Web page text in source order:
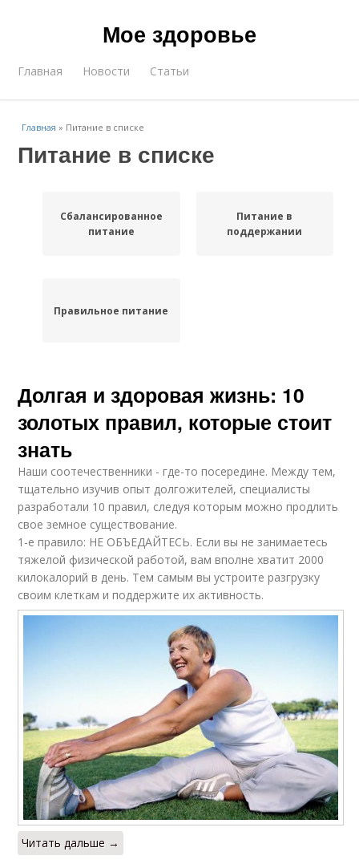
Мое здоровье
Главная Новости Статьи
Главная » Питание в списке
Питание в списке
Сбалансированное
питание
Питание в
поддержании
Правильное питание
Долгая и здоровая жизнь: 10
золотых правил, которые стоит
знать
Наши соотечественники - где-то посередине. Между тем,
тщательно изучив опыт долгожителей, специалисты
разработали 10 правил, следуя которым можно продлить
свое земное существование.
1-е правило: НЕ ОБЪЕДАЙТЕСЬ. Если вы не занимаетесь
тяжелой физической работой, вам вполне хватит 2000
килокалорий в день. Тем самым вы устроите разгрузку
своим клеткам и поддержите их активность.
Читать дальше →